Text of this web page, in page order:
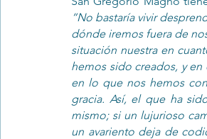
“No bastaría vivir
dónde iremos fuera de
situación nuestra en
hemos sido creados, y
en lo que nos hemos
gracia. Así, el que ha
mismo; si un lujurioso
un avariento deja de